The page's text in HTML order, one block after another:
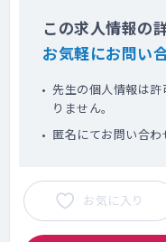
この求人情報の
お気軽にお問い
先生の個人情報は
りません。
匿名にてお問い合わ
お気に入り